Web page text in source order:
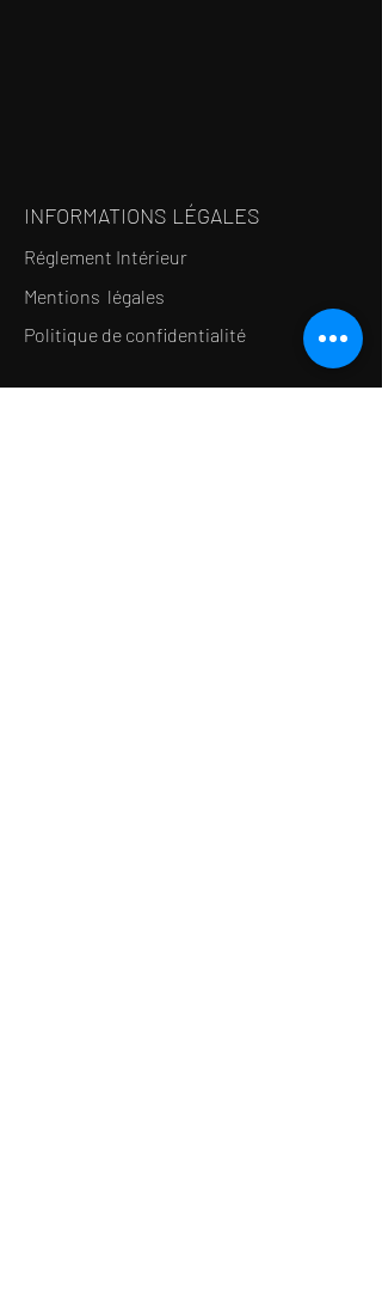
INFORMATIONS LÉGALES
Réglement Intérieur
Mentions légales
Politique de confidentialité